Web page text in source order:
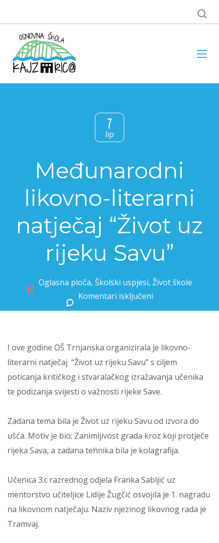
7
lip
Međunarodni
likovno-literarni
natječaj “Život uz
rijeku Savu”
Oglasna ploča, Školski uspjesi, Život škole
Komentari isključeni
I ove godine OŠ Trnjanska organizirala je likovno-
literarni natječaj “Život uz rijeku Savu” s ciljem
poticanja kritičkog i stvaralačkog izražavanja učenika
te podizanja svijesti o važnosti rijeke Save.
Zadana tema bila je Život uz rijeku Savu od izvora do
ušća. Motiv je bio: Zanimljivost grada kroz koji protječe
rijeka Sava, a zadana tehnika bila je kolagrafija.
Učenica 3.c razrednog odjela Franka Sabljić uz
mentorstvo učiteljice Lidije Žugčić osvojila je 1. nagradu
na likovnom natječaju. Naziv njezinog likovnog rada je
Tramvaj.